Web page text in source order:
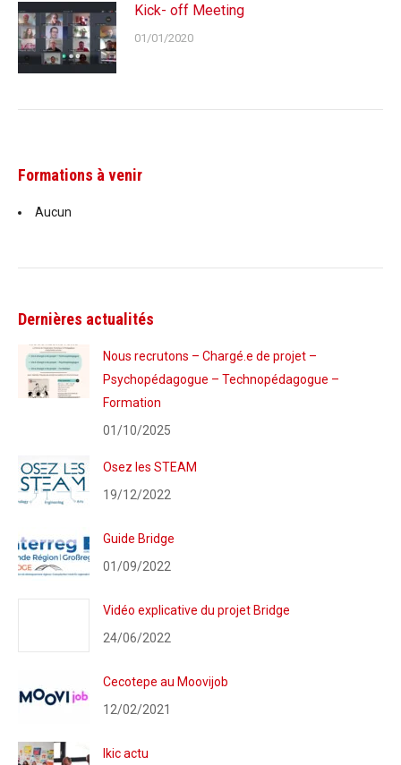
Kick- off Meeting
01/01/2020
Formations à venir
Aucun
Dernières actualités
Nous recrutons – Chargé.e de projet –
Psychopédagogue – Technopédagogue –
Formation
01/10/2025
Osez les STEAM
19/12/2022
Guide Bridge
01/09/2022
Vidéo explicative du projet Bridge
24/06/2022
Cecotepe au Moovijob
12/02/2021
Ikic actu